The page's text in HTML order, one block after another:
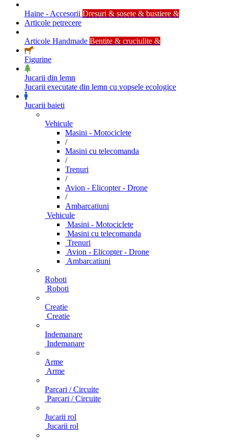
Haine - Accesorii Dresuri & sosete & bustiere &
Articole petrecere
Articole Handmade Bentite & cruciulite &
Figurine
Jucarii din lemn
Jucarii executate din lemn cu vopsele ecologice
Jucarii baieti
Vehicule
Masini - Motociclete
/
Masini cu telecomanda
/
Trenuri
/
Avion - Elicopter - Drone
/
Ambarcatiuni
Vehicule
Masini - Motociclete
Masini cu telecomanda
Trenuri
Avion - Elicopter - Drone
Ambarcatiuni
Roboti
Roboti
Creatie
Creatie
Indemanare
Indemanare
Arme
Arme
Parcari / Circuite
Parcari / Circuite
Jucarii rol
Jucarii rol